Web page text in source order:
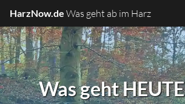
HarzNow.de Was geht ab im Harz
Was geht